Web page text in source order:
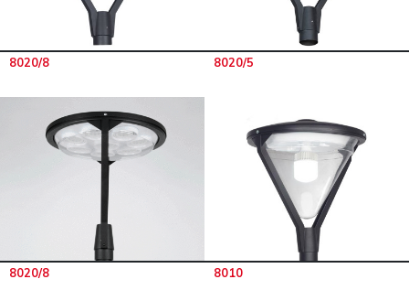
8020/8 8020/5
8020/8 8010